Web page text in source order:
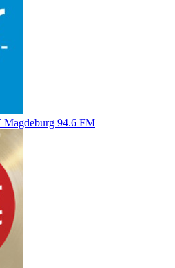
94.6 FM